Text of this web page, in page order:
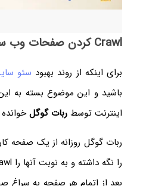
Crawl کردن صفحات وب سایت توسط ربات گوگل
برای اینکه از روند بهبود سئو
اینترنت توسط ربات گوگل
ربات گوگل روزانه از یک صفحه
را نگه داشته و به نوبت آنها را Crawl (اگر می خواهید راجع به
بعد از اتمام هر صفحه به سراغ